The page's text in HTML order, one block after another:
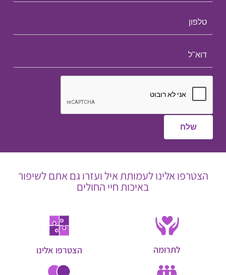
הצטרפו אלינו לעמותת איל ועזרו גם אתם לשיפור
באיכות חיי החולים
לתרומה הצטרפו אלינו